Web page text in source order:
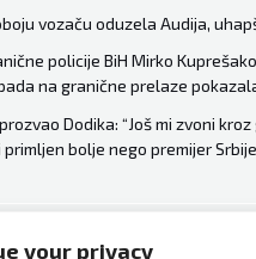
your privacy
vozaču oduzela Audija,
policije BiH Mirko
na granične prelaze
Dodika: “Još mi zvoni
primljen bolje nego premijer